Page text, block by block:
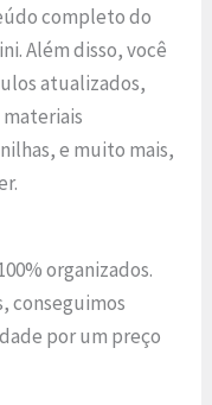
completo do
Além disso, você
atualizados,
e muito mais,
organizados.
conseguimos
por um preço